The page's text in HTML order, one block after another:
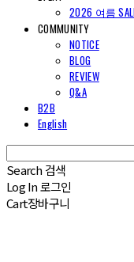
2026 여름
COMMUNITY
NOTICE
BLOG
REVIEW
Q&A
B2B
English
Search 검색
Log In로그인
Cart장바구니